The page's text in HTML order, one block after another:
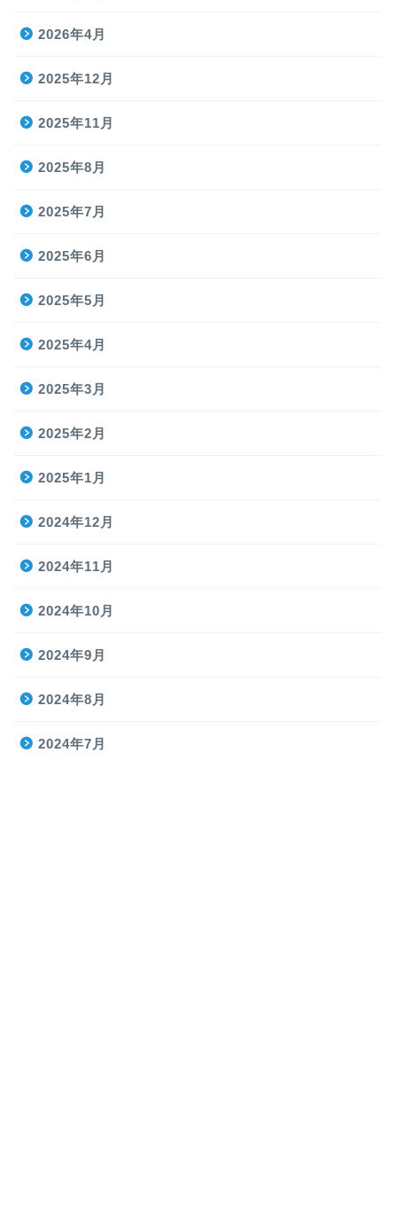
2026年4月
2025年12月
2025年11月
2025年8月
2025年7月
2025年6月
2025年5月
2025年4月
2025年3月
2025年2月
2025年1月
2024年12月
2024年11月
2024年10月
2024年9月
2024年8月
2024年7月